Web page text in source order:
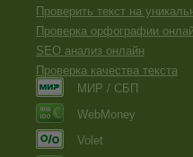
Проверить текст на
Проверка орфографии
SEO анализ онлайн
Проверка качества текста
МИР / СБП
WebMoney
Volet